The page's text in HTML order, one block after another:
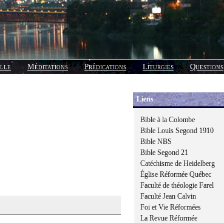
Méditations Prédications Liturgies
Questions
Liens
Bible à la Colombe
Bible Louis Segond 1910
Bible NBS
Bible Segond 21
Catéchisme de Heidelberg
Église Réformée Québec
Faculté de théologie Farel
Faculté Jean Calvin
Foi et Vie Réformées
La Revue Réformée